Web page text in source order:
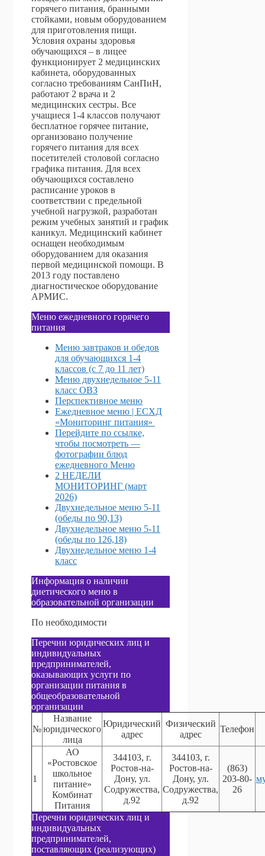
горячего питания, бранными
стойками, новым оборудованием
для приготовления пищи.
Условия охраны здоровья
обучающихся – в лицее
функционирует 2 медицинских
кабинета, оборудованных
согласно требованиям СанПиН,
работают 2 врача и 2
медицинских сестры. Все
учащиеся 1-4 классов получают
бесплатное горячее питание,
организовано получение
горячего питания для всех
посетителей столовой согласно
графика питания. Для всех
обучающихся составлено
расписание уроков в
соответствии с предельной
учебной нагрузкой, разработан
режим учебных занятий и график
каникул. Медицинский кабинет
оснащен необходимым
оборудованием для оказания
первой медицинской помощи. В
2013 году поставлено
диагностическое оборудование
АРМИС.
Меню ежедневного горячего
питания
Меню завтраков и обедов
для обучающихся 1-4
классов (с 7 до 11 лет)
Меню двухнедельное 5-11
класс ОВЗ
Перспективное меню
Ежедневное меню | ЕСХД
«Мониторинг питания»
Перейдите по ссылке,
чтобы посмотреть —
фотографии блюд
ежедневного Меню
2 НЕДЕЛИ
МОНИТОРИНГ (март
2026)
Двухнедельное меню 5-11
(обеды по 90,13)
Двухнедельное меню 5-11
(обеды по 126,18)
Двухнедельное меню 1-4
класс
Информация о наличии
диетического меню в
образовательной организации
По необходимости
Перечни юридических лиц и
индивидуальных
предпринимателей,
оказывающих услуги по
организации питания в
общеобразовательной
организации
№
Название
юридического
лица
Юридический
адрес
Физический
адрес
Телефон
1
АО
«Ростовское
школьное
питание»
Комбинат
Питания
344103, г.
Ростов-на-
Дону, ул.
Содружества,
д.92
344103, г.
Ростов-на-
Дону, ул.
Содружества,
д.92
(863)
203-80-
26
Перечни юридических лиц и
индивидуальных
предпринимателей,
поставляющих (реализующих)